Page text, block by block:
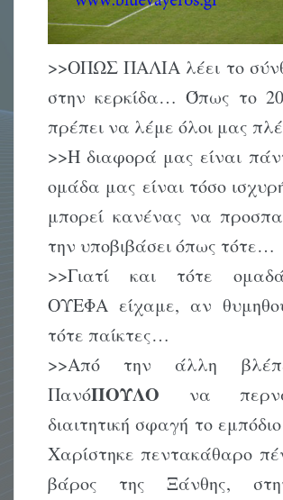
>>ΟΠΩΣ ΠΑΛΙΑ λέει το
στην κερκίδα… Όπως το
πρέπει να λέμε όλοι μας
>>Η διαφορά μας είναι
ομάδα μας είναι τόσο
μπορεί κανένας να
την υποβιβάσει όπως τότε…
>>Γιατί και τότε
ΟΥΕΦΑ είχαμε, αν
τότε παίκτες…
>>Από την άλλη
ΠανόΠΟΥΛΟ να
διαιτητική σφαγή το
Χαρίστηκε πεντακάθαρο
βάρος της Ξάνθης,